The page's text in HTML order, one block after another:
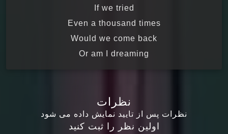
If we tried
Even a thousand times
Would we come back
Or am I dreaming
نظرات
نظرات پس از تایید نمایش داده می شود
اولین نظر را ثبت کنید